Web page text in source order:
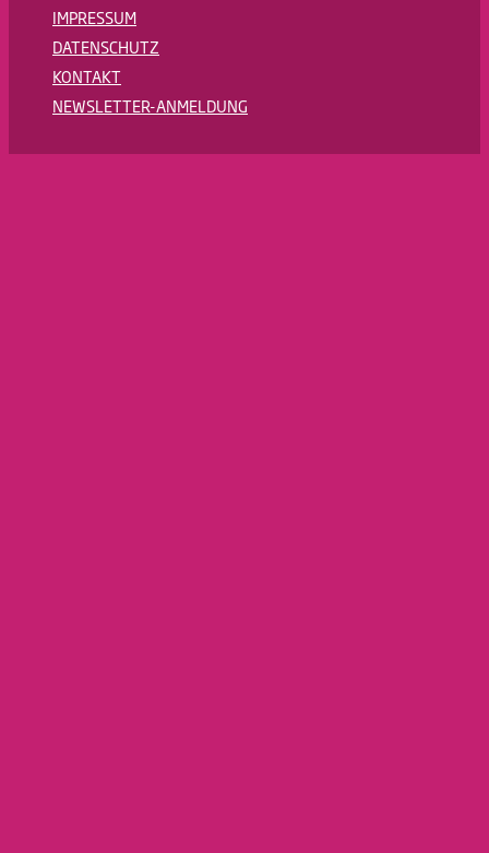
IMPRESSUM
DATENSCHUTZ
KONTAKT
NEWSLETTER-ANMELDUNG